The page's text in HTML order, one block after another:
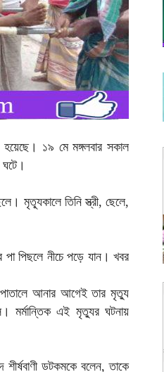
১৯ মে মঙ্গলবার সকাল
মৃত্যূকালে তিনি স্ত্রী, ছেলে,
পিছলে নীচে পড়ে যান। খবর
আনার আগেই তার মৃত্যু
মর্মান্তিক এই মৃত্যুর ঘটনায়
শীর্ষবাণী ডটকমকে বলেন, তাকে